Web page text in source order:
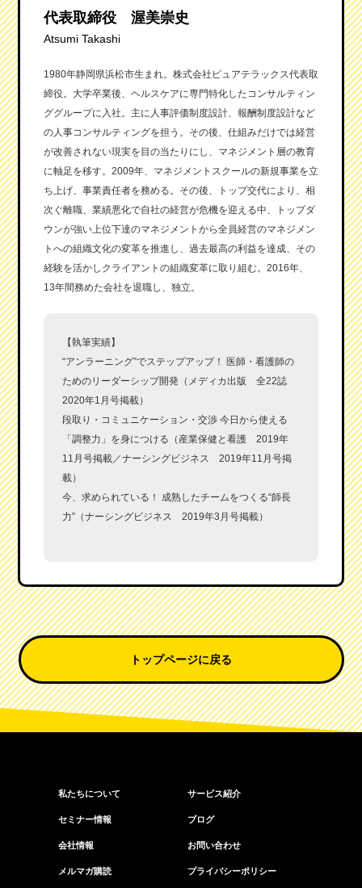
代表取締役 渥美崇史
Atsumi Takashi
1980年静岡県浜松市生まれ。株式会社ピュアテラックス代表取
締役。大学卒業後、ヘルスケアに専門特化したコンサルティン
ググループに入社。主に人事評価制度設計、報酬制度設計など
の人事コンサルティングを担う。その後、仕組みだけでは経営
が改善されない現実を目の当たりにし、マネジメント層の教育
に軸足を移す。2009年、マネジメントスクールの新規事業を立
ち上げ、事業責任者を務める。その後、トップ交代により、相
次ぐ離職、業績悪化で自社の経営が危機を迎える中、トップダ
ウンが強い上位下達のマネジメントから全員経営のマネジメン
トへの組織文化の変革を推進し、過去最高の利益を達成、その
経験を活かしクライアントの組織変革に取り組む。2016年、
13年間務めた会社を退職し、独立。
【執筆実績】
“アンラーニング”でステップアップ！ 医師・看護師の
ためのリーダーシップ開発（メディカ出版 全22誌
2020年1月号掲載）
段取り・コミュニケーション・交渉 今日から使える
「調整力」を身につける（産業保健と看護 2019年
11月号掲載／ナーシングビジネス 2019年11月号掲
載）
今、求められている！ 成熟したチームをつくる“師長
力”（ナーシングビジネス 2019年3月号掲載）
トップページに戻る
私たちについて サービス紹介
セミナー情報 ブログ
会社情報 お問い合わせ
メルマガ購読 プライバシーポリシー